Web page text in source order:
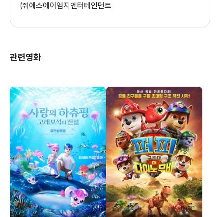
(버스정류장아저씨/꽁꽁핑 (목소리))
㈜에스에이엠지엔터테인먼트
관련영화